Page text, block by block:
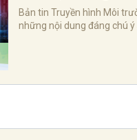
Bản tin Truyền hình Môi
những nội dung đáng chú ý